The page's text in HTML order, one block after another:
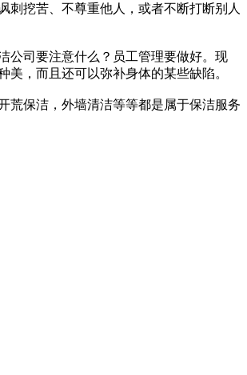
刺挖苦、不尊重他人，或者不断打断别人
司要注意什么？员工管理要做好。现
，而且还可以弥补身体的某些缺陷。
保洁，外墙清洁等等都是属于保洁服务